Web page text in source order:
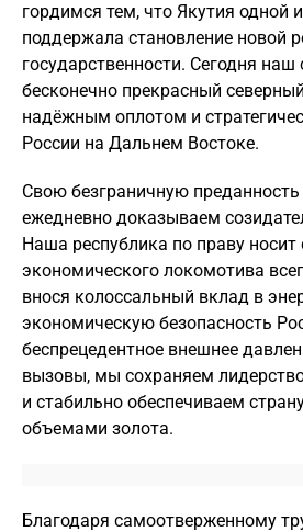
гордимся тем, что Якутия одной
поддержала становление новой
государственности. Сегодня наш
бесконечно прекрасный
надёжным оплотом и
России на Дальнем Востоке.
Свою безграничную
ежедневно доказываем
Наша республика по праву носит
экономического локомотива
внося колоссальный вклад в
экономическую безопасность
беспрецедентное внешнее
вызовы, мы сохраняем
и стабильно обеспечиваем
объемами золота.
Благодаря самоотверженному